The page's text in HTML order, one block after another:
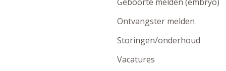
Ontvangster melden
Storingen/onderhoud
Vacatures